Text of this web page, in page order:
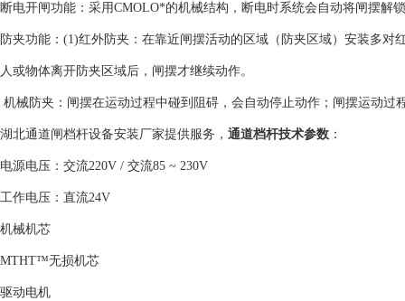
断电开闸功能：采用CMOLO*的机械结构，断电时系统会自动将闸摆解
防夹功能：(1)红外防夹：在靠近闸摆活动的区域（防夹区域）安装多
人或物体离开防夹区域后，闸摆才继续动作。
机械防夹：闸摆在运动过程中碰到阻碍，会自动停止动作；闸摆运动过
湖北通道闸档杆设备安装厂家提供服务， 通道档杆技术参数 ：
电源电压：交流220V / 交流85 ~ 230V
工作电压：直流24V
机械机芯
MTHT™无损机芯
驱动电机